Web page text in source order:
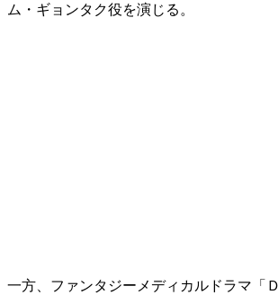
ム・ギョンタク役を演じる。
一方、ファンタジーメディカルドラマ「